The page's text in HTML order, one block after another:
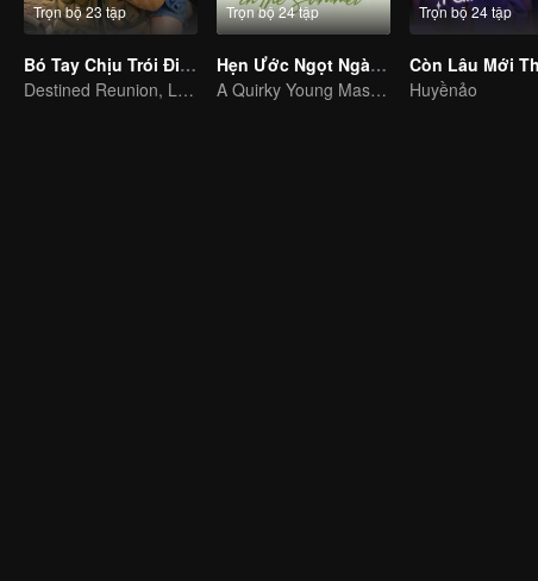
Trọn bộ 23 tập
Bó Tay Chịu Trói Đi Đội Trưởng Hàn
Destined Reunion, Love in the Rainforest
Trọn bộ 24 tập
Hẹn Ước Ngọt Ngào Đầu Hạ
A Quirky Young Master Falls in Love with an Energetic Girl
Trọn bộ 24 tập
Huyềnảo